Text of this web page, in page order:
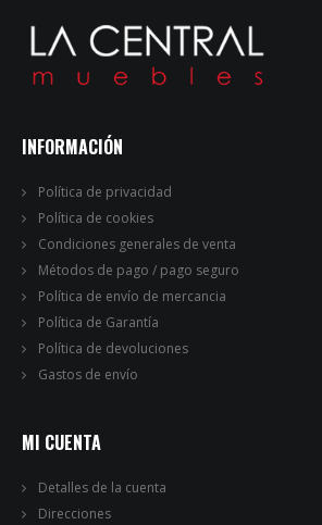
INFORMACIÓN
Política de privacidad
Política de cookies
Condiciones generales de venta
Métodos de pago / pago seguro
Política de envío de mercancia
Política de Garantía
Política de devoluciones
Gastos de envío
MI CUENTA
Detalles de la cuenta
Direcciones